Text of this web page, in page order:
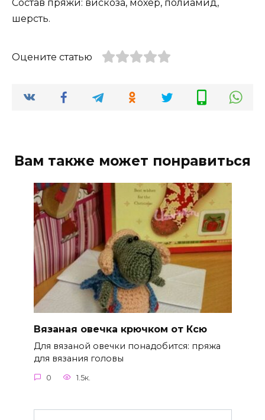
Состав пряжи: вискоза, мохер, полиамид,
шерсть.
Оцените статью
Вам также может понравиться
Вязаная овечка крючком от Ксю
Для вязаной овечки понадобится: пряжа
для вязания головы
0 1.5к.